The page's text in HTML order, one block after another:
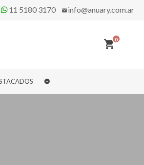
11 5180 3170 info@anuary.com.ar
0